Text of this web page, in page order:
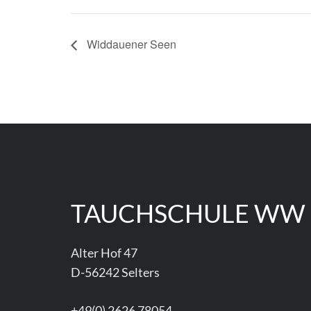
Widdauener Seen
TAUCHSCHULE WW
Alter Hof 47
D-56242 Selters